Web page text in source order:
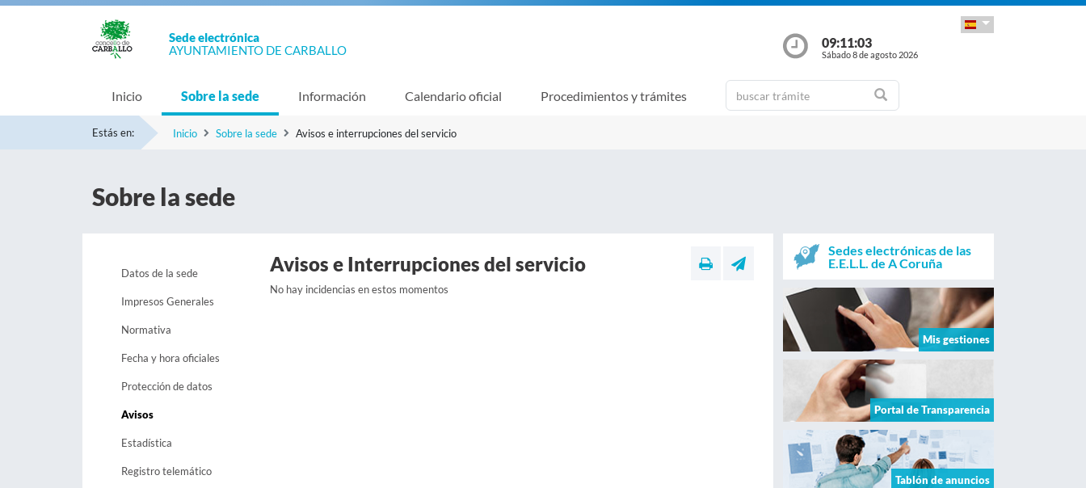
Sede electrónica
AYUNTAMIENTO DE CARBALLO
09:11:03
Sábado 8 de agosto 2026
Inicio Sobre la sede Información Calendario oficial Procedimientos y trámites
Estás en: Inicio Sobre la sede Avisos e interrupciones del servicio
Sobre la sede
Datos de la sede
Impresos Generales
Normativa
Fecha y hora oficiales
Protección de datos
Avisos
Estadística
Registro telemático
Avisos e Interrupciones del servicio
No hay incidencias en estos momentos
Sedes electrónicas de las
E.E.L.L. de A Coruña
Mis gestiones
Portal de Transparencia
Tablón de anuncios